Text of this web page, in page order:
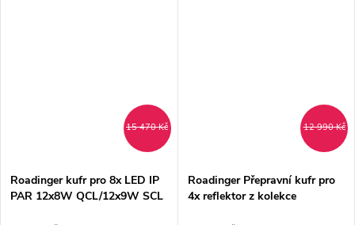
15 470 Kč
Roadinger kufr pro 8x LED IP
PAR 12x8W QCL/12x9W SCL
12 990 Kč
Roadinger Přepravní kufr pro
4x reflektor z kolekce